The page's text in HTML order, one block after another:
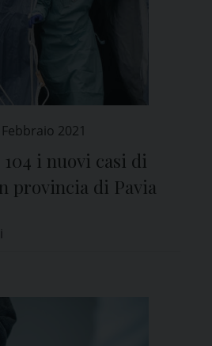
2021
i nuovi casi di
provincia di Pavia